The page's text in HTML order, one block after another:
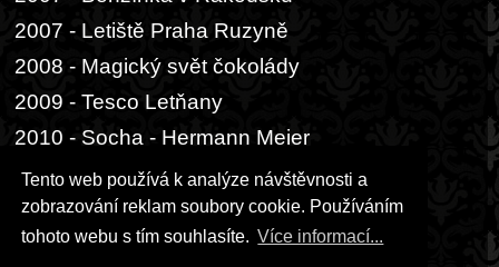
Tento web používá k analýze návštěvnosti a
zobrazování reklam soubory cookie. Používáním
tohoto webu s tím souhlasíte. Více informací...
2007 - Letiště Praha Ruzyně
2008 - Magický svět čokolády
2009 - Tesco Letňany
2010 - Socha - Hermann Meier
2014 - Buenos Aires, přístav
17 - Ostatní